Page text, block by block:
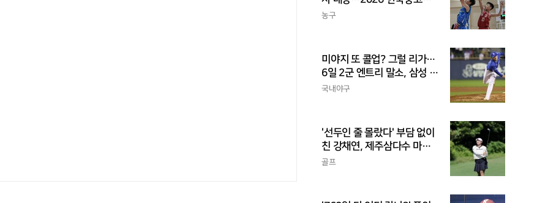
구 주말리그 왕중왕전 첫 승
농구
미야지 또 콜업? 그럴 리가…
6일 2군 엔트리 말소, 삼성 새
아시아쿼터 찾았나
국내야구
'선두인 줄 몰랐다' 부담 없이
친 강채연, 제주삼다수 마스
터스 2R 단독 선두
골프